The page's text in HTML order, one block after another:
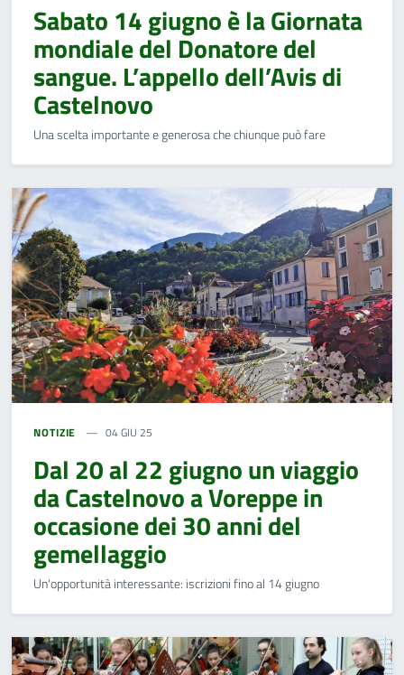
Sabato 14 giugno è la Giornata
mondiale del Donatore del
sangue. L’appello dell’Avis di
Castelnovo
Una scelta importante e generosa che chiunque può fare
NOTIZIE 04 GIU 25
Dal 20 al 22 giugno un viaggio
da Castelnovo a Voreppe in
occasione dei 30 anni del
gemellaggio
Un'opportunità interessante: iscrizioni fino al 14 giugno